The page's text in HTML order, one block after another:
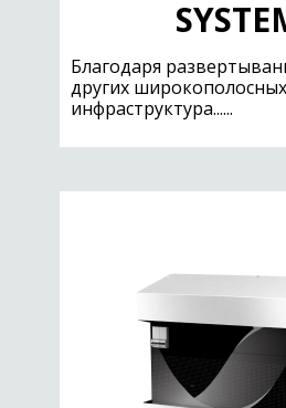
Благодаря
других широкополосных
инфраструктура......